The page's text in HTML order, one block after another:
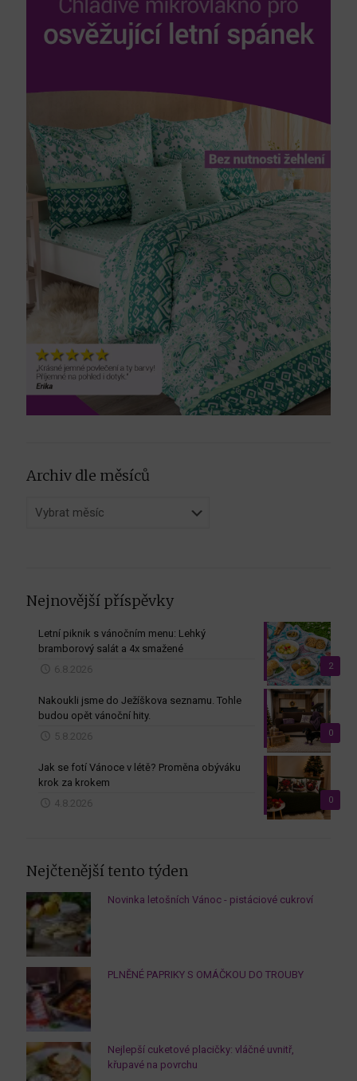
Archiv dle měsíců
dle
Nejnovější příspěvky
2
Letní piknik s vánočním menu: Lehký
bramborový salát a 4x smažené
6.8.2026
0
Nakoukli jsme do Ježíškova seznamu. Tohle
budou opět vánoční hity.
5.8.2026
0
Jak se fotí Vánoce v létě? Proměna obýváku
krok za krokem
4.8.2026
Nejčtenější tento týden
Novinka letošních Vánoc - pistáciové cukroví
PLNĚNÉ PAPRIKY S OMÁČKOU DO TROUBY
Nejlepší cuketové placičky: vláčné uvnitř,
křupavé na povrchu